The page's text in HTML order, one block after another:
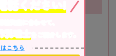
江坂駅
続資産に合わせて、
理士
をご紹介します。
こちら